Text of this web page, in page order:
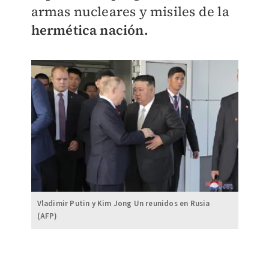
armas nucleares y misiles de la
hermética nación.
Vladimir Putin y Kim Jong Un reunidos en Rusia
(AFP)